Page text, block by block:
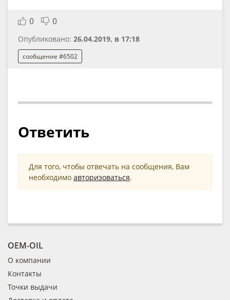
0 0
Опубликовано: 26.04.2019, в 17:18
сообщение #6502
Ответить
Для того, чтобы отвечать на сообщения, Вам
необходимо авторизоваться.
OEM-OIL
О компании
Контакты
Точки выдачи